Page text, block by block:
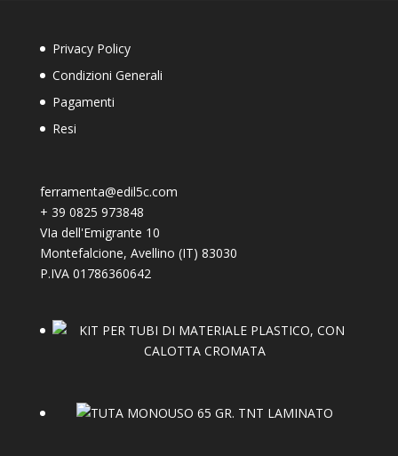
Privacy Policy
Condizioni Generali
Pagamenti
Resi
ferramenta@edil5c.com
+ 39 0825 973848
VIa dell'Emigrante 10
Montefalcione, Avellino (IT) 83030
P.IVA 01786360642